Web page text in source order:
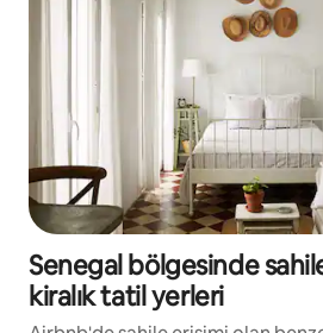
Senegal bölgesinde
kiralık tatil yerleri